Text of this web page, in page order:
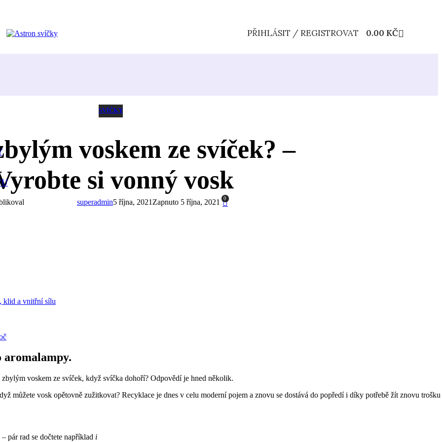
PŘIHLÁSIT / REGISTROVAT 0.00 KČ
SVÍČKY
voskem ze svíček? –
si vonný vosk
superadmin5 října, 2021 Zapnuto 5 října, 2021 0
klid a vnitřní sílu
aromalampy.
zbylým voskem ze svíček, když svíčka dohoří? Odpovědí je hned několik.
můžete vosk opětovně zužitkovat? Recyklace je dnes v celu moderní pojem a znovu se dostává do popředí i díky potřebě žít znovu
pár rad se dočtete například i